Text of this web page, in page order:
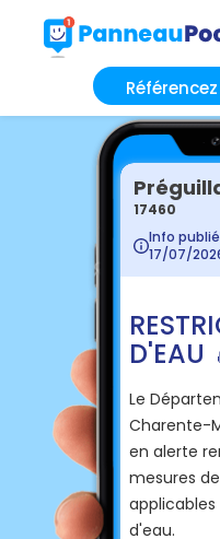
17460
Info
17/07/
D'EAU
Le
Charente-
en alerte
mesures
d'eau.